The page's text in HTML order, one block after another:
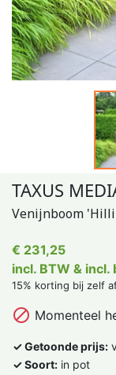
TAXUS
Venijnboom
€ 231,25
incl. BTW &
15% korting bij zelf
 Momenteel
✓ Getoonde prijs:
✓ Soort: in pot